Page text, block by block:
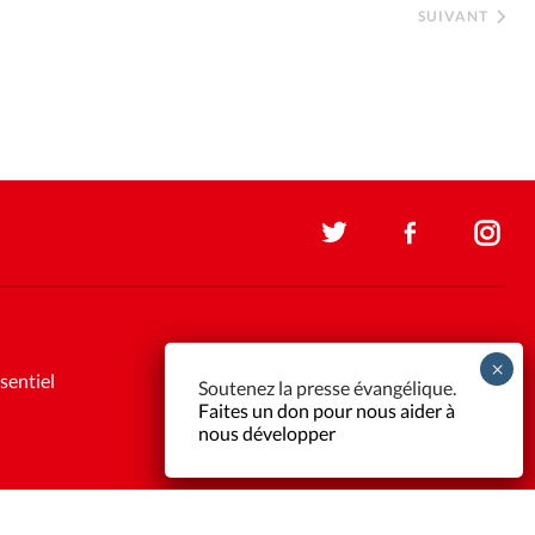
SUIVANT
Soutenez la presse évangélique.
Faites un don pour nous aider à
nous développer